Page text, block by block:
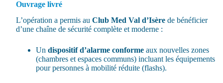
Ouvrage livré
L’opération a permis au Club Med Val d’Isère de bénéficier
d’une chaîne de sécurité complète et moderne :
Un dispositif d’alarme conforme aux nouvelles zones
(chambres et espaces communs) incluant les équipements
pour personnes à mobilité réduite (flashs).